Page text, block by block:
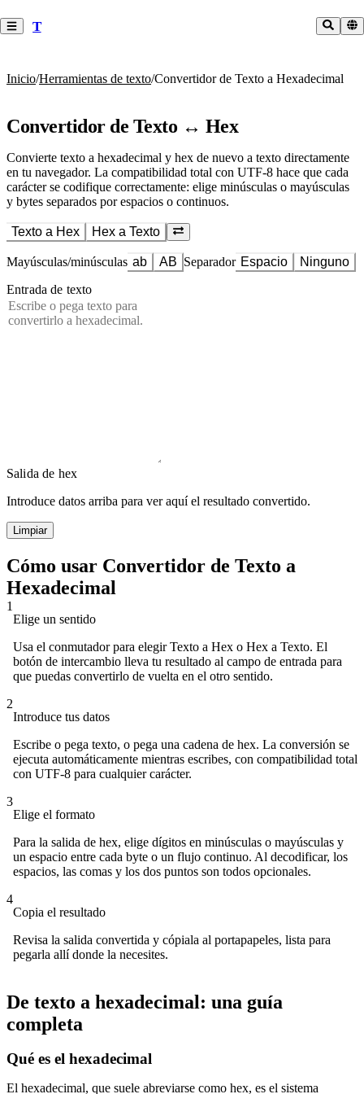
T
Inicio/Herramientas de texto/Convertidor de Texto a Hexadecimal
Convertidor de Texto ↔ Hex
Convierte texto a hexadecimal y hex de nuevo a texto directamente
en tu navegador. La compatibilidad total con UTF-8 hace que cada
carácter se codifique correctamente: elige minúsculas o mayúsculas
y bytes separados por espacios o continuos.
Texto a Hex Hex a Texto
Mayúsculas/minúsculas ab AB Separador Espacio
Ninguno
Entrada de texto
Salida de hex
Introduce datos arriba para ver aquí el resultado convertido.
Limpiar
Cómo usar Convertidor de Texto a
Hexadecimal
1
Elige un sentido
Usa el conmutador para elegir Texto a Hex o Hex a Texto. El
botón de intercambio lleva tu resultado al campo de entrada para
que puedas convertirlo de vuelta en el otro sentido.
2
Introduce tus datos
Escribe o pega texto, o pega una cadena de hex. La conversión se
ejecuta automáticamente mientras escribes, con compatibilidad total
con UTF-8 para cualquier carácter.
3
Elige el formato
Para la salida de hex, elige dígitos en minúsculas o mayúsculas y
un espacio entre cada byte o un flujo continuo. Al decodificar, los
espacios, las comas y los dos puntos son todos opcionales.
4
Copia el resultado
Revisa la salida convertida y cópiala al portapapeles, lista para
pegarla allí donde la necesites.
De texto a hexadecimal: una guía
completa
Qué es el hexadecimal
El hexadecimal, que suele abreviarse como hex, es el sistema